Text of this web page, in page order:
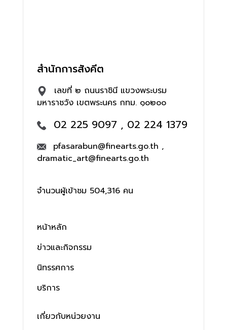
สำนักการสังคีต
เลขที่ ๒ ถนนราชินี แขวงพระบรม
มหาราชวัง เขตพระนคร กทม. ๑๐๒๐๐
02 225 9097 , 02 224 1379
pfasarabun@finearts.go.th ,
dramatic_art@finearts.go.th
จำนวนผู้เข้าชม 504,316 คน
หน้าหลัก
ข่าวและกิจกรรม
นิทรรศการ
บริการ
เกี่ยวกับหน่วยงาน